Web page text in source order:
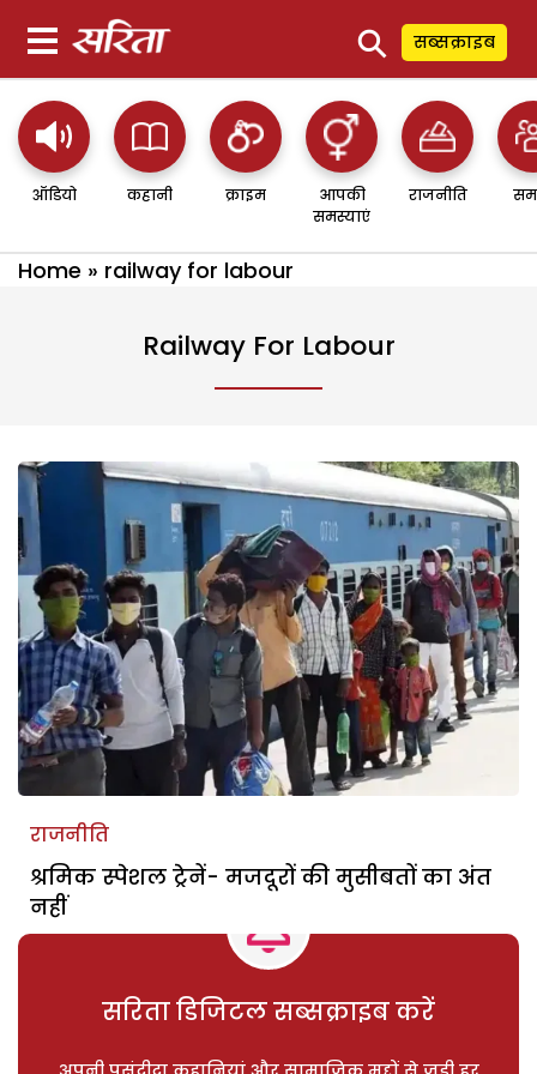
⚲ सब्सक्राइब
ऑडियो कहानी क्राइम
आपकी
समस्याएं
राजनीति
Home » railway for labour
Railway For Labour
राजनीति
श्रमिक स्पेशल ट्रेनें- मजदूरों की मुसीबतों का अंत
नहीं
सरिता डिजिटल सब्सक्राइब करें